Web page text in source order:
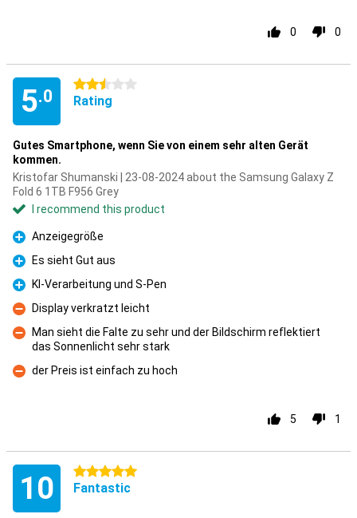
0 0
5.0
2.5 stars
Rating
Gutes Smartphone, wenn Sie von einem sehr alten Gerät
kommen.
Kristofar Shumanski | 23-08-2024 about the Samsung Galaxy Z
Fold 6 1TB F956 Grey
I recommend this product
Pro
Anzeigegröße
Pro
Es sieht Gut aus
Pro
KI-Verarbeitung und S-Pen
Con
Display verkratzt leicht
Con
Man sieht die Falte zu sehr und der Bildschirm reflektiert
das Sonnenlicht sehr stark
Con
der Preis ist einfach zu hoch
5 1
10 5 stars
Fantastic